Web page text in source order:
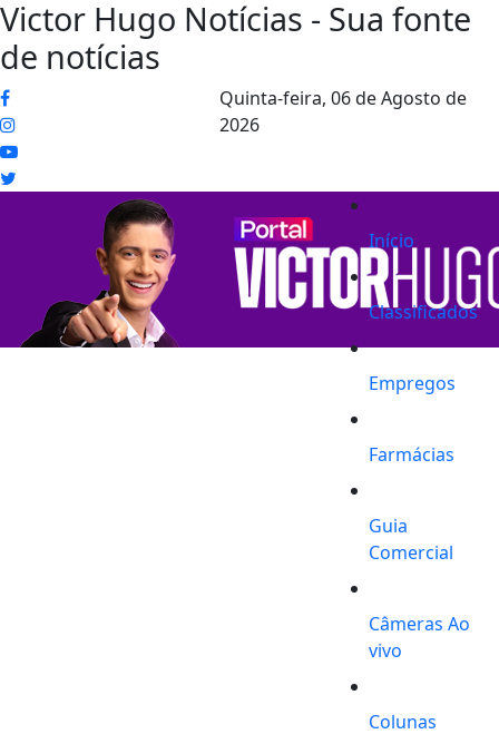
Victor Hugo Notícias - Sua fonte
de notícias
Quinta-feira, 06 de Agosto de
2026
Início
Classificados
Empregos
Farmácias
Guia
Comercial
Câmeras Ao
vivo
Colunas